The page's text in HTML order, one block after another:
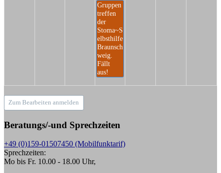
Gruppen
treffen
der
Stoma~S
elbsthilfe
Braunsch
weig.
Fällt
aus!
Zum Bearbeiten anmelden
Beratungs/-und Sprechzeiten
+49 (0)159-01507450 (Mobilfunktarif)
Sprechzeiten:
Mo bis Fr. 10.00 - 18.00 Uhr,